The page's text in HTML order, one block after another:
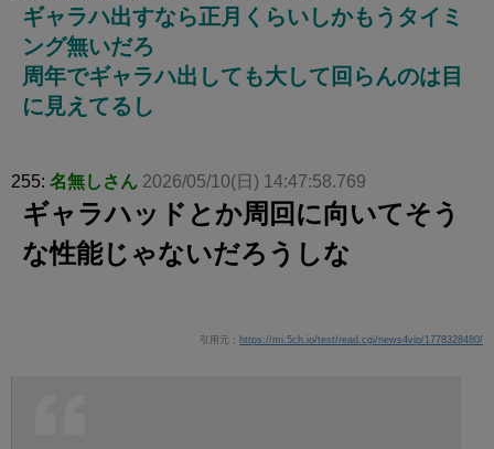
ギャラハ出すなら正月くらいしかもうタイミ
ング無いだろ
周年でギャラハ出しても大して回らんのは目
に見えてるし
255: 名無しさん 2026/05/10(日) 14:47:58.769
ギャラハッドとか周回に向いてそう
な性能じゃないだろうしな
引用元： https://mi.5ch.io/test/read.cgi/news4vip/1778328480/